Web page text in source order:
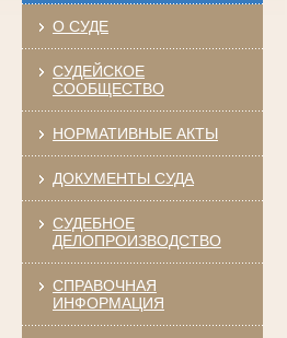
О СУДЕ
СУДЕЙСКОЕ
СООБЩЕСТВО
НОРМАТИВНЫЕ АКТЫ
ДОКУМЕНТЫ СУДА
СУДЕБНОЕ
ДЕЛОПРОИЗВОДСТВО
СПРАВОЧНАЯ
ИНФОРМАЦИЯ